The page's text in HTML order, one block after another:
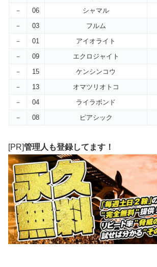
－
06 シャマル
－
03 フルム
－
01 アイオライト
－
09 エクロジャイト
－
15 ケンシンコウ
－
13 オマツリオトコ
－
04 ライラボンド
－
08 ピアシック
[PR]管理人も登録してます！